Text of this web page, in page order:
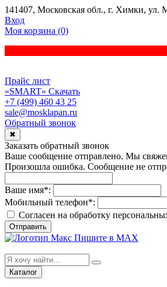
141407, Московская обл., г. Химки, ул.
Вход
Моя корзина (0)
Прайс лист
«SMART» Скачать
+7 (499) 460 43 25
sale@mosklapan.ru
Обратный звонок
✖
Заказать обратный звонок
Ваше сообщение отправлено. Мы
Произошла ошибка. Сообщение не
Ваше имя*:
Мобильный телефон*:
Согласен на обработку
Отправить
Пишите в MAX
Каталог